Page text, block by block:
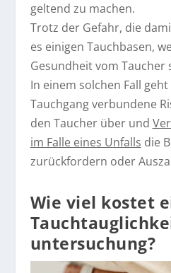
geltend zu machen.
Trotz der Gefahr, die
es einigen Tauchbasen,
Gesundheit vom
In einem solchen Fall
Tauchgang verbundene
den Taucher über und
im Falle eines Unfalls die
zurückfordern oder
Wie viel kostet
untersuchung?